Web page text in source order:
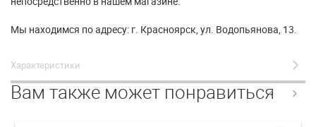
Мы находимся по адресу: г. Красноярск, ул. Водопьянова, 13.
Характеристики
Вам также может понравиться